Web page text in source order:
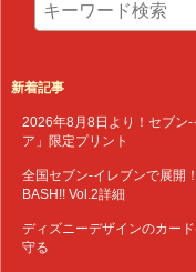
新着記事
2026年8月8日より！セブン
ア」限定プリント
全国セブン‐イレブンで展開
BASH!! Vol.2詳細
ディズニーデザインのカー
守る